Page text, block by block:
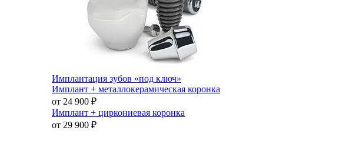
Имплантация зубов «под ключ»
Имплант + металлокерамическая коронка
от 24 900 ₽
Имплант + циркониевая коронка
от 29 900 ₽